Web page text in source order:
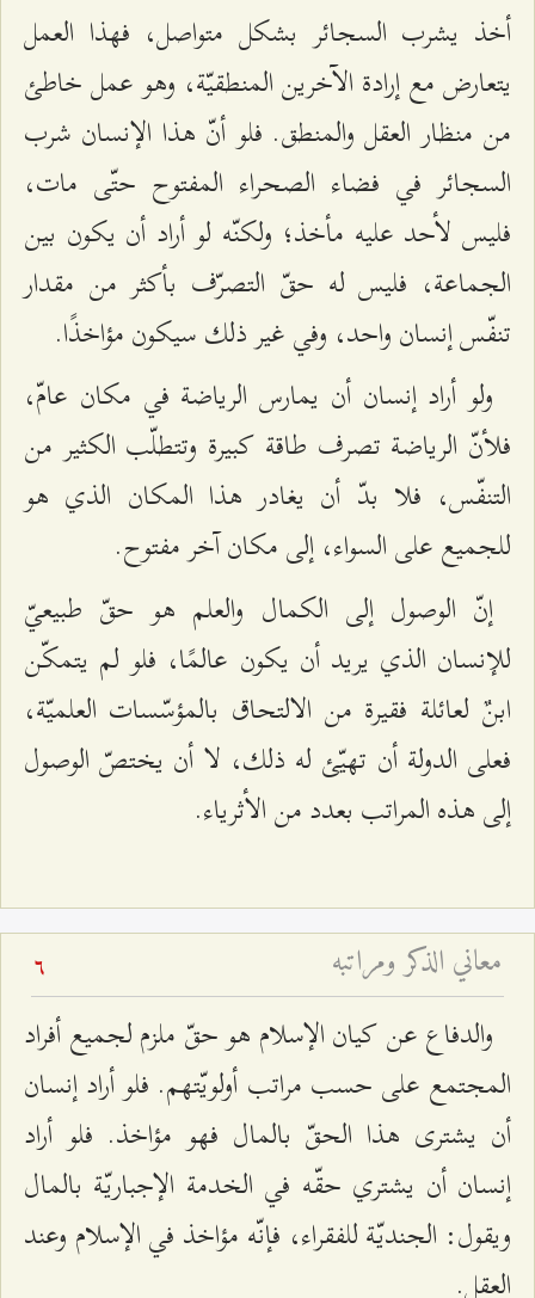
أخذ يشرب السجائر بشکل متواصل، فهذا العمل
يتعارض مع إرادة الآخرين المنطقيّة، وهو عمل خاطئ
من منظار العقل والمنطق. فلو أنّ هذا الإنسان شرب
السجائر في فضاء الصحراء المفتوح حتّى مات،
فليس لأحد عليه مأخذ؛ ولكنّه لو أراد أن يكون بين
الجماعة، فليس له حقّ التصرّف بأكثر من مقدار
تنفّس إنسان واحد، وفي غير ذلك سيكون مؤاخذًا.
ولو أراد إنسان أن يمارس الرياضة في مكان عامّ،
فلأنّ الرياضة تصرف طاقة كبيرة وتتطلّب الكثير من
التنفّس، فلا بدّ أن يغادر هذا المكان الذي هو
للجميع على السواء، إلى مكان آخر مفتوح.
إنّ الوصول إلى الكمال والعلم هو حقّ طبيعيّ
للإنسان الذي يريد أن يكون عالمًا، فلو لم يتمكّن
ابنٌ لعائلة فقيرة من الالتحاق بالمؤسّسات العلميّة،
فعلى الدولة أن تهيّئ له ذلك، لا أن يختصّ الوصول
إلى هذه المراتب بعدد من الأثرياء.
معاني الذكر ومراتبه 6
والدفاع عن كيان الإسلام هو حقّ ملزم لجميع أفراد
المجتمع على حسب مراتب أولويّتهم. فلو أراد إنسان
أن یشتری هذا الحقّ بالمال فهو مؤاخذ. فلو أراد
إنسان أن يشتري حقّه في الخدمة الإجباريّة بالمال
ويقول: الجنديّة للفقراء، فإنّه مؤاخذ في الإسلام وعند
العقل.